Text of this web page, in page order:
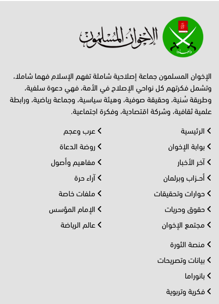
الإخوان المسلمون جماعة إصلاحية شاملة تفهم الإسلام فهما شاملا،
وتشمل فكرتهم كل نواحي الإصلاح في الأمة، فهي دعوة سلفية،
وطريقة سُنية، وحقيقة صوفية، وهيئة سياسية، وجماعة رياضية، ورابطة
علمية ثقافية، وشركة اقتصادية، وفكرة اجتماعية.
الرئيسية
بوابة الإخوان
آخر الأخبار
أحــزاب وبرلمان
حوارات وتحقيقات
حقوق وحريات
مجتمع الإخوان
عرب وعجم
روضة الدعاة
مفاهيم وأصول
آراء حرة
ملفات خاصة
الإمام المؤسس
عالم الرياضة
منصة الثورة
بيانات وتصريحات
بانوراما
فكرية وتربوية